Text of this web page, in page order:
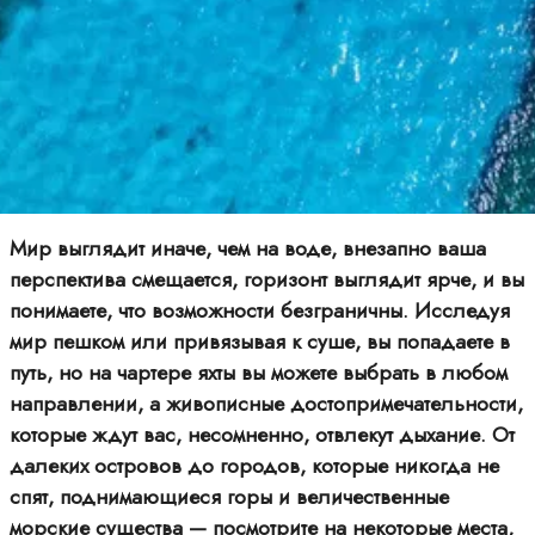
Мир выглядит иначе, чем на воде, внезапно ваша
перспектива смещается, горизонт выглядит ярче, и вы
понимаете, что возможности безграничны. Исследуя
мир пешком или привязывая к суше, вы попадаете в
путь, но на чартере яхты вы можете выбрать в любом
направлении, а живописные достопримечательности,
которые ждут вас, несомненно, отвлекут дыхание. От
далеких островов до городов, которые никогда не
спят, поднимающиеся горы и величественные
морские существа — посмотрите на некоторые места,